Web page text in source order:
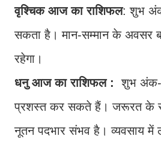
वृश्चिक आज का राशिफल: शुभ
सकता है। मान-सम्मान के अवसर
रहेगा।
धनु आज का राशिफल : शुभ अंक-
प्रशस्त कर सकते हैं। जरूरत के
नूतन पदभार संभव है। व्यवसाय में